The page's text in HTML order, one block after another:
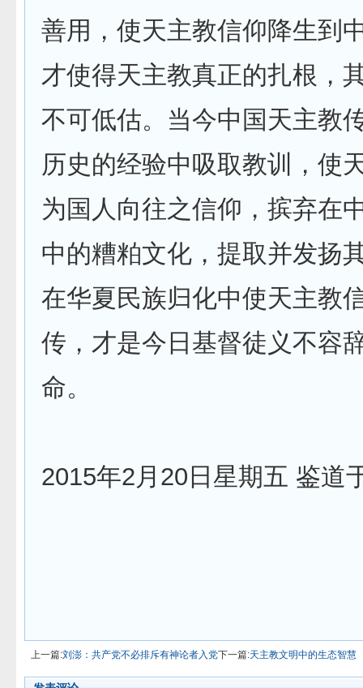
善用，使天主教信仰降生到
才使得天主教真正的扎根，
不可低估。当今中国天主教
历史的经验中吸取教训，使
为国人向往之信仰，摈弃在
中的糟粕文化，提取并发扬
在华夏民族归化中使天主教
传，才是今日基督徒义不容
命。
2015年2月20日星期五 鉴道
上一篇:刘澎：共产党不必排斥有神论者入党下一篇:天主教文明中的生态智慧